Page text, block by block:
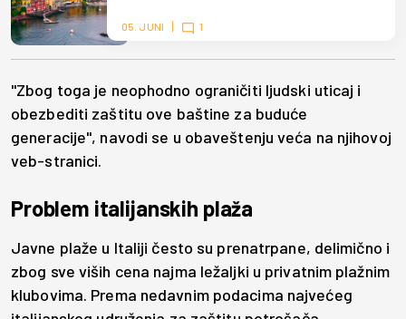
05. JUNI 1
"Zbog toga je neophodno ograničiti ljudski uticaj i
obezbediti zaštitu ove baštine za buduće
generacije", navodi se u obaveštenju veća na njihovoj
veb-stranici.
Problem italijanskih plaža
Javne plaže u Italiji često su prenatrpane, delimično i
zbog sve viših cena najma ležaljki u privatnim plažnim
klubovima. Prema nedavnim podacima najvećeg